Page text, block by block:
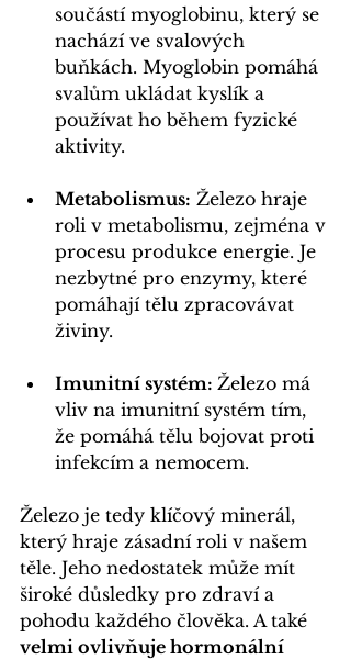
součástí myoglobinu, který se
nachází ve svalových
buňkách. Myoglobin pomáhá
svalům ukládat kyslík a
používat ho během fyzické
aktivity.
Metabolismus: Železo hraje
roli v metabolismu, zejména v
procesu produkce energie. Je
nezbytné pro enzymy, které
pomáhají tělu zpracovávat
živiny.
Imunitní systém: Železo má
vliv na imunitní systém tím,
že pomáhá tělu bojovat proti
infekcím a nemocem.
Železo je tedy klíčový minerál,
který hraje zásadní roli v našem
těle. Jeho nedostatek může mít
široké důsledky pro zdraví a
pohodu každého člověka. A také
velmi ovlivňuje hormonální